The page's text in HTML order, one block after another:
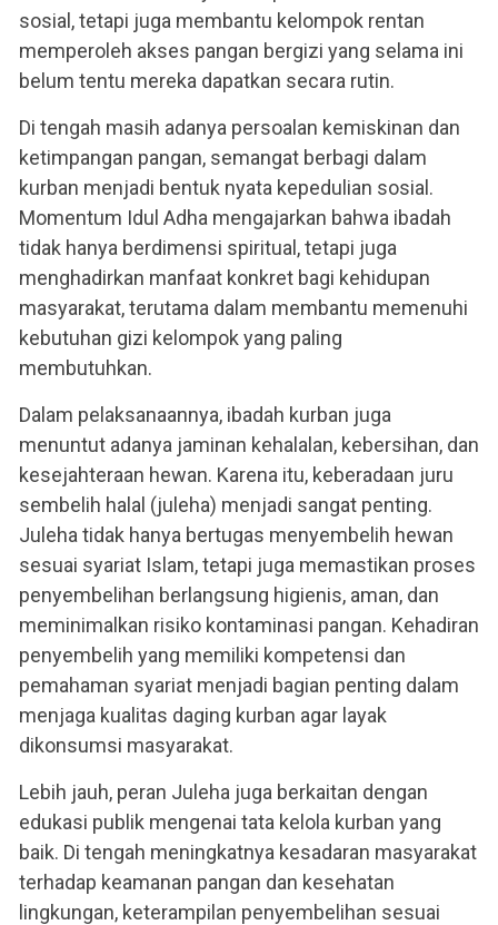
sosial, tetapi juga membantu kelompok rentan
memperoleh akses pangan bergizi yang selama ini
belum tentu mereka dapatkan secara rutin.
Di tengah masih adanya persoalan kemiskinan dan
ketimpangan pangan, semangat berbagi dalam
kurban menjadi bentuk nyata kepedulian sosial.
Momentum Idul Adha mengajarkan bahwa ibadah
tidak hanya berdimensi spiritual, tetapi juga
menghadirkan manfaat konkret bagi kehidupan
masyarakat, terutama dalam membantu memenuhi
kebutuhan gizi kelompok yang paling
membutuhkan.
Dalam pelaksanaannya, ibadah kurban juga
menuntut adanya jaminan kehalalan, kebersihan, dan
kesejahteraan hewan. Karena itu, keberadaan juru
sembelih halal (juleha) menjadi sangat penting.
Juleha tidak hanya bertugas menyembelih hewan
sesuai syariat Islam, tetapi juga memastikan proses
penyembelihan berlangsung higienis, aman, dan
meminimalkan risiko kontaminasi pangan. Kehadiran
penyembelih yang memiliki kompetensi dan
pemahaman syariat menjadi bagian penting dalam
menjaga kualitas daging kurban agar layak
dikonsumsi masyarakat.
Lebih jauh, peran Juleha juga berkaitan dengan
edukasi publik mengenai tata kelola kurban yang
baik. Di tengah meningkatnya kesadaran masyarakat
terhadap keamanan pangan dan kesehatan
lingkungan, keterampilan penyembelihan sesuai